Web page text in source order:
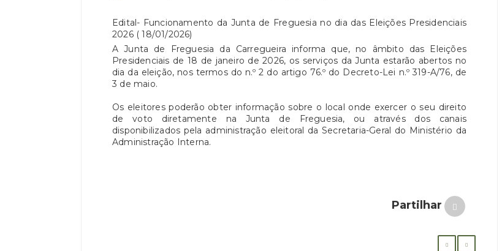
Edital- Funcionamento da Junta de Freguesia no dia das Eleições Presidenciais
2026 ( 18/01/2026)
A Junta de Freguesia da Carregueira informa que, no âmbito das Eleições
Presidenciais de 18 de janeiro de 2026, os serviços da Junta estarão abertos no
dia da eleição, nos termos do n.º 2 do artigo 76.º do Decreto-Lei n.º 319-A/76, de
3 de maio.
Os eleitores poderão obter informação sobre o local onde exercer o seu direito
de voto diretamente na Junta de Freguesia, ou através dos canais
disponibilizados pela administração eleitoral da Secretaria-Geral do Ministério da
Administração Interna.
Partilhar